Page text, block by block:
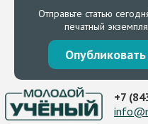
Отправьте статью
печатный
+7